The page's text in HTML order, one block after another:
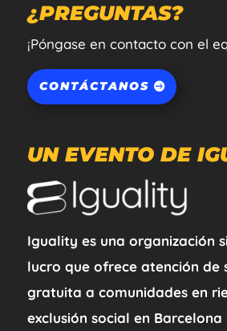
¿PREGUNTAS?
¡Póngase en contacto con el
CONTÁCTANOS
UN EVENTO DE
Iguality es una organización
lucro que ofrece atención de
gratuita a comunidades en
exclusión social en